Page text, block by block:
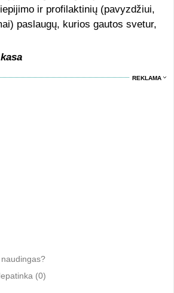
ir profilaktinių (pavyzdžiui,
paslaugų, kurios gautos svetur,
a
REKLAMA
(0)